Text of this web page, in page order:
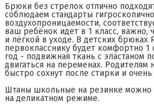
Брюки без стрелок отлично
соблюдаем стандарты
воздухопроницаемости,
ваш ребёнок идет в 1 класс, важно,
и лёгкой в уходе. В детских брюках
первокласснику будет комфортно 1
год - подвижная ткань с эластаном
двигаться на переменах. Родителям
быстро сохнут после стирки и
Штаны школьные на резинке можно
на деликатном режиме.